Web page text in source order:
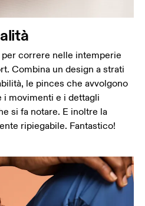
correre nelle intemperie
Combina un design a strati
le pinces che avvolgono
i movimenti e i dettagli
si fa notare. E inoltre la
ripiegabile. Fantastico!